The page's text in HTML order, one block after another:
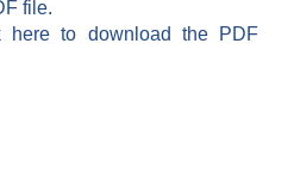
file.
here to download the PDF